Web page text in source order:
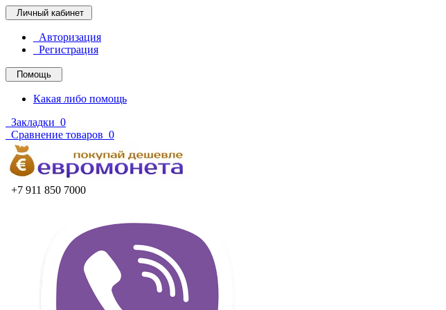
Личный кабинет
Авторизация
Регистрация
Помощь
Какая либо помощь
Закладки 0
Сравнение товаров 0
+7 911 850 7000